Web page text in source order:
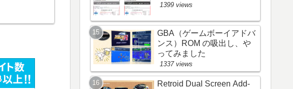
1399 views
GBA（ゲームボーイアドバ
ンス）ROM の吸出し、や
ってみました
1337 views
Retroid Dual Screen Add-